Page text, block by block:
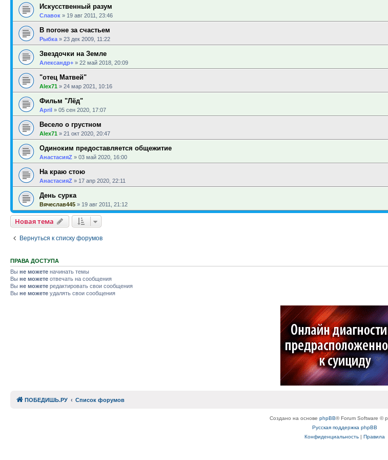
Искусственный разум
Славок » 19 авг 2011, 23:46
В погоне за счастьем
Рыбка » 23 дек 2009, 11:22
Звездочки на Земле
Александр+ » 22 май 2018, 20:09
"отец Матвей"
Alex71 » 24 мар 2021, 10:16
Фильм "Лёд"
April » 05 сен 2020, 17:07
Весело о грустном
Alex71 » 21 окт 2020, 20:47
Одиноким предоставляется общежитие
АнастасияZ » 03 май 2020, 16:00
На краю стою
АнастасияZ » 17 апр 2020, 22:11
День сурка
Вячеслав445 » 19 авг 2011, 21:12
Новая тема
Вернуться к списку форумов
ПРАВА ДОСТУПА
Вы не можете начинать темы
Вы не можете отвечать на сообщения
Вы не можете редактировать свои сообщения
Вы не можете удалять свои сообщения
ПОБЕДИШЬ.РУ Список форумов
Создано на основе phpBB® Forum Software ©
Русская поддержка phpBB
Конфиденциальность| Правила